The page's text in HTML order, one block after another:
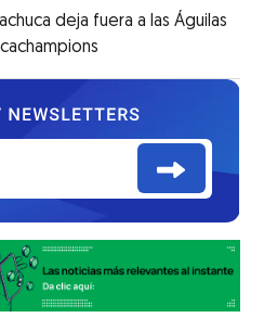
deja fuera a las Águilas